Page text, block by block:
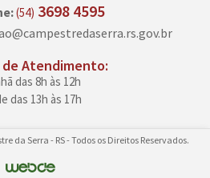
(54) 3698 4595
de Atendimento:
das 8h às 12h
das 13h às 17h
da Serra - RS - Todos os Direitos Reservados.